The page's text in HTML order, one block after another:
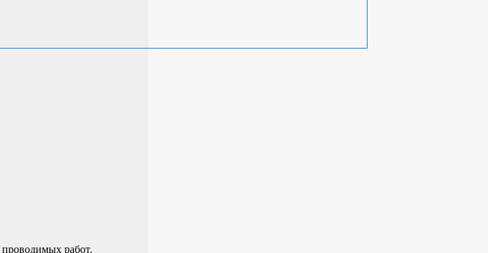
работ.